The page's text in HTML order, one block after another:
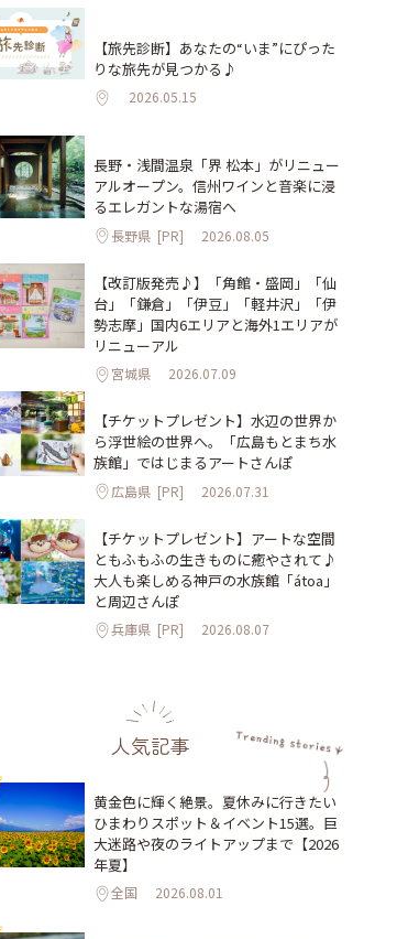
【旅先診断】あなたの“いま”にぴった
りな旅先が見つかる♪
2026.05.15
長野・浅間温泉「界 松本」がリニュー
アルオープン。信州ワインと音楽に浸
るエレガントな湯宿へ
長野県 [PR] 2026.08.05
【改訂版発売♪】「角館・盛岡」「仙
台」「鎌倉」「伊豆」「軽井沢」「伊
勢志摩」国内6エリアと海外1エリアが
リニューアル
宮城県 2026.07.09
【チケットプレゼント】水辺の世界か
ら浮世絵の世界へ。「広島もとまち水
族館」ではじまるアートさんぽ
広島県 [PR] 2026.07.31
【チケットプレゼント】アートな空間
ともふもふの生きものに癒やされて♪
大人も楽しめる神戸の水族館「átoa」
と周辺さんぽ
兵庫県 [PR] 2026.08.07
人気記事
黄金色に輝く絶景。夏休みに行きたい
ひまわりスポット＆イベント15選。巨
大迷路や夜のライトアップまで【2026
年夏】
全国 2026.08.01